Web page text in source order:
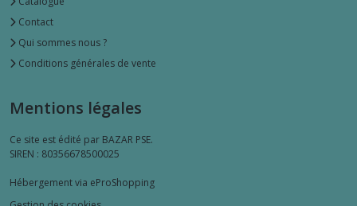
Contact
Qui sommes nous ?
Conditions générales de vente
Mentions légales
Ce site est édité par BAZAR PSE.
SIREN : 80356678500025
Hébergement via eProShopping